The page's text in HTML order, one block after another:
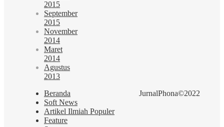
2015
September
2015
November
2014
Maret
2014
Agustus
2013
JurnalPhona©2022
Beranda
Soft News
Artikel Ilmiah Populer
Feature